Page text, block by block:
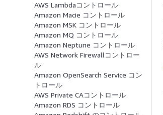
AWS Lambdaコントロール
Amazon Macie コントロール
Amazon MSK コントロール
Amazon MQ コントロール
Amazon Neptune コントロール
AWS Network Firewallコントロー
ル
Amazon OpenSearch Service コン
トロール
AWS Private CAコントロール
Amazon RDS コントロール